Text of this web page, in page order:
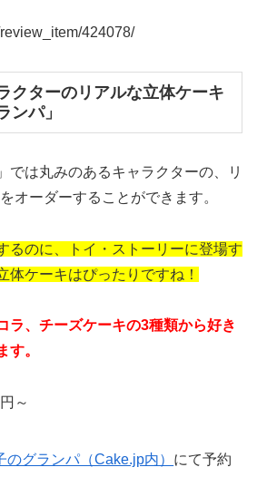
424078/
クターのリアルな立体ケーキ
ンパ」
では丸みのあるキャラクターの、リ
オーダーすることができます。
るのに、トイ・ストーリーに登場す
体ケーキはぴったりですね！
ラ、チーズケーキの3種類から好き
す。
～
のグランパ（Cake.jp内） にて予約